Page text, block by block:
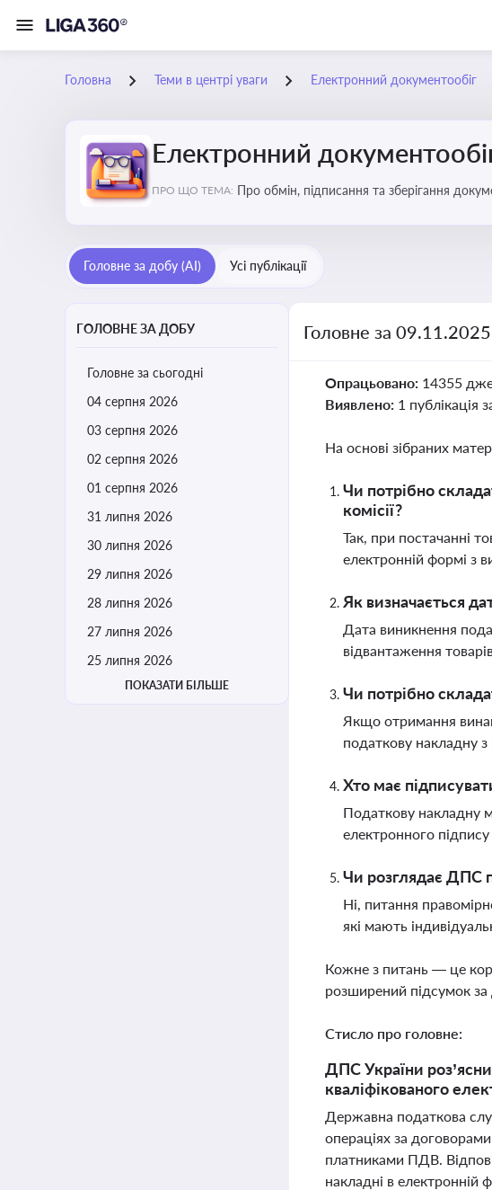
Головна Теми в центрі уваги Електронний документообіг
Електронний
ПРО ЩО ТЕМА: Про обмін, підписання та зберігання
Головне за добу (AI) Усі публікації
ГОЛОВНЕ ЗА ДОБУ
Головне за сьогодні
04 серпня 2026
03 серпня 2026
02 серпня 2026
01 серпня 2026
31 липня 2026
30 липня 2026
29 липня 2026
28 липня 2026
27 липня 2026
25 липня 2026
ПОКАЗАТИ БІЛЬШЕ
Головне за
Опрацьовано: 14355
Виявлено: 1 публікація
На основі зібраних
Чи потрібно
комісії?
Так, при постачанні
електронній формі з
Як визначається
Дата виникнення
відвантаження
Чи потрібно
Якщо отримання
податкову накладну
Хто має
Податкову накладну
електронного
Чи розглядає ДПС
Ні, питання
які мають
Кожне з питань — це
розширений підсумок за
Стисло про головне:
ДПС України
кваліфікованого
Державна податкова
операціях за
платниками ПДВ.
накладні в електронній